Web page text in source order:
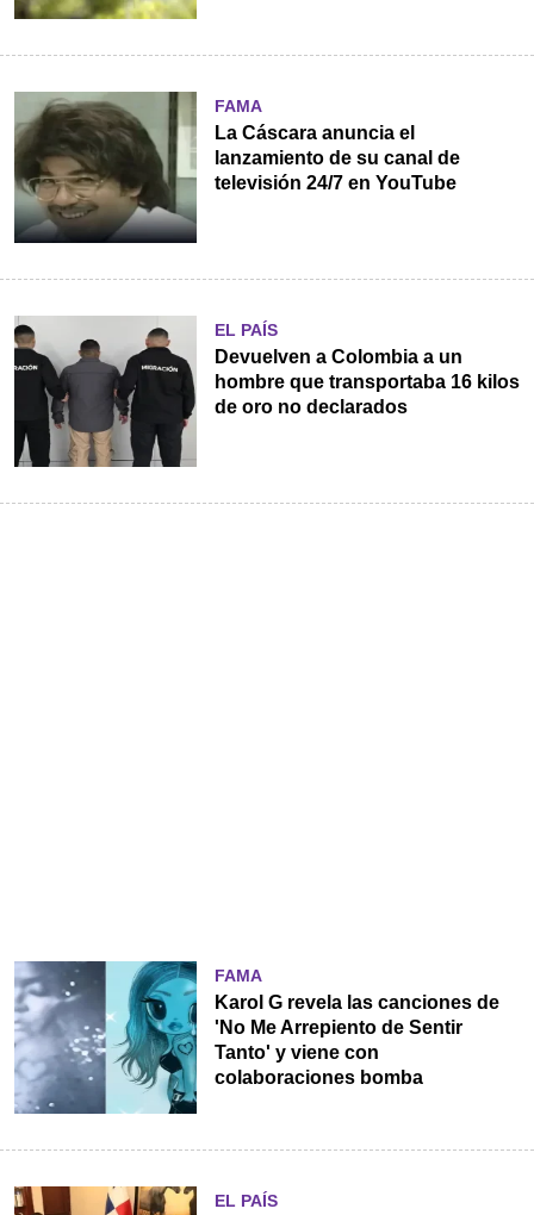
FAMA
La Cáscara anuncia el
lanzamiento de su canal de
televisión 24/7 en YouTube
EL PAÍS
Devuelven a Colombia a un
hombre que transportaba 16 kilos
de oro no declarados
FAMA
Karol G revela las canciones de
'No Me Arrepiento de Sentir
Tanto' y viene con
colaboraciones bomba
EL PAÍS